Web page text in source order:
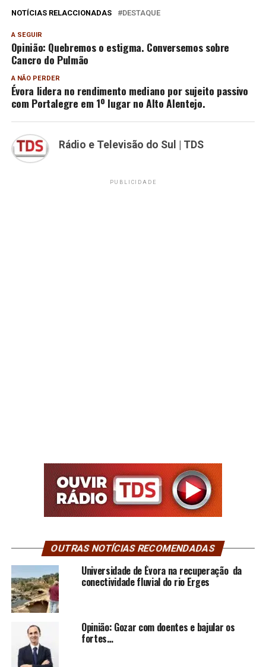
NOTÍCIAS RELACCIONADAS DESTAQUE
A SEGUIR
Opinião: Quebremos o estigma. Conversemos sobre
Cancro do Pulmão
A NÃO PERDER
Évora lidera no rendimento mediano por sujeito passivo
com Portalegre em 1º lugar no Alto Alentejo.
Rádio e Televisão do Sul | TDS
PUBLICIDADE
OUTRAS NOTÍCIAS RECOMENDADAS
Universidade de Évora na recuperação da
conectividade fluvial do rio Erges
Opinião: Gozar com doentes e bajular os
fortes…